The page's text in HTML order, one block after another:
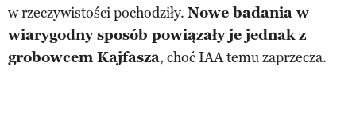
w rzeczywistości pochodziły. Nowe badania w
wiarygodny sposób powiązały je jednak z
grobowcem Kajfasza, choć IAA temu zaprzecza.